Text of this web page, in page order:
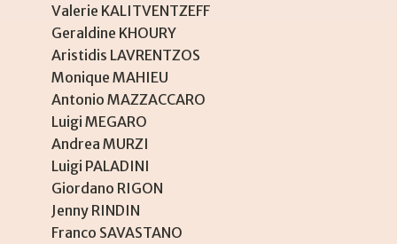
Valerie KALITVENTZEFF
Geraldine KHOURY
Aristidis LAVRENTZOS
Monique MAHIEU
Antonio MAZZACCARO
Luigi MEGARO
Andrea MURZI
Luigi PALADINI
Giordano RIGON
Jenny RINDIN
Franco SAVASTANO